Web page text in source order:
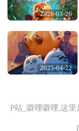
2026-03-26
2025-04-22
P站_噼哩噼哩,这